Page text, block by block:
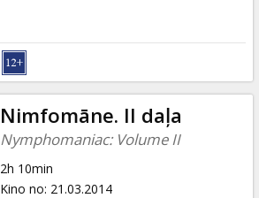
Nimfomāne. II daļa
Nymphomaniac: Volume II
2h 10min
Kino no: 21.03.2014